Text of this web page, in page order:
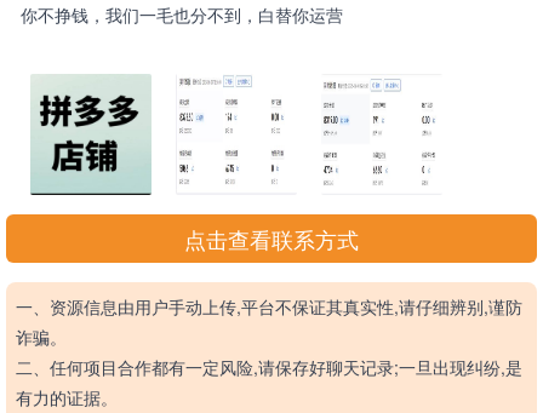
你不挣钱，我们一毛也分不到，白替你运营
点击查看联系方式
一、资源信息由用户手动上传,平台不保证其真实性,请仔细辨别,谨防
诈骗。
二、任何项目合作都有一定风险,请保存好聊天记录;一旦出现纠纷,是
有力的证据。